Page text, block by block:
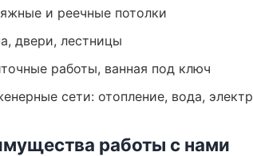
и реечные потолки
двери, лестницы
работы, ванная под ключ
сети: отопление, вода,
работы с нами